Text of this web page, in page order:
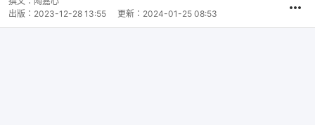
出版： 2023-12-28 13:55 更新： 2024-01-25 08:53